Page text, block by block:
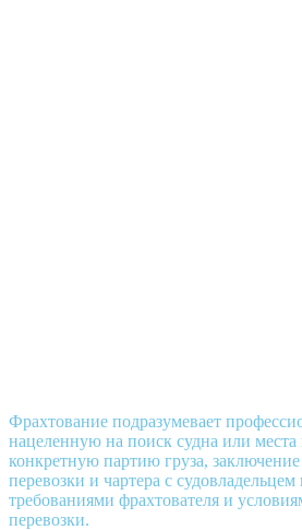
Фрахтование подразумевает
нацеленную на поиск судна или места
конкретную партию груза,
перевозки и чартера с судовладельцем
требованиями фрахтователя и
перевозки.